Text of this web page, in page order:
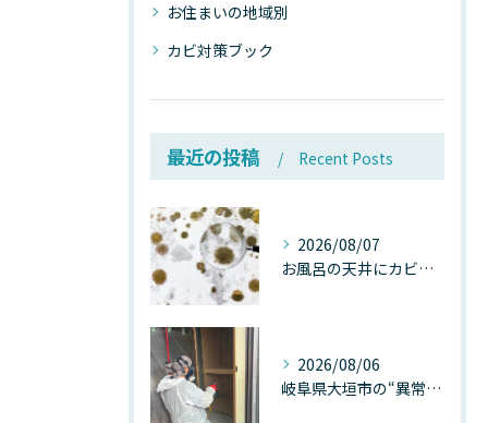
お住まいの地域別
カビ対策ブック
最近の投稿 Recent Posts
2026/08/07
お風呂の天井にカビが生えたら要注意！2026年8月の猛暑・高湿度で急増する浴室カビの原因と正しい対策
2026/08/06
岐阜県大垣市の“異常に高い気温”が建物内部を腐らせる──深層カビが爆発的に増える本当の理由